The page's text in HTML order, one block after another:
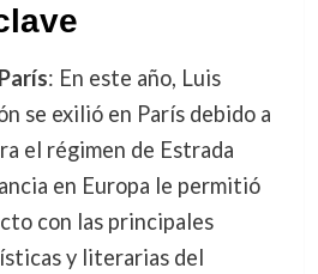
: En este año, Luis
se exilió en París debido a
el régimen de Estrada
en Europa le permitió
con las principales
y literarias del